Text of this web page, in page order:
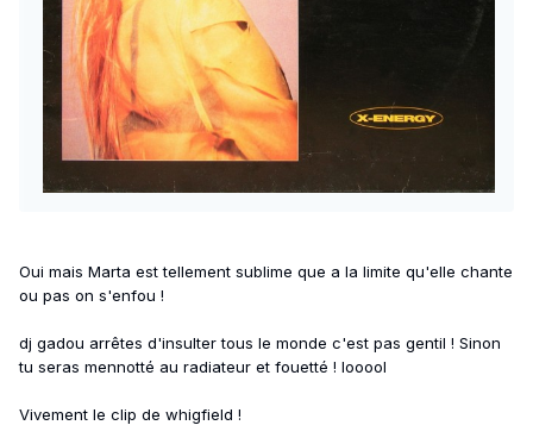
Oui mais Marta est tellement sublime que a la limite qu'elle chante
ou pas on s'enfou !
dj gadou arrêtes d'insulter tous le monde c'est pas gentil ! Sinon
tu seras mennotté au radiateur et fouetté ! looool
Vivement le clip de whigfield !